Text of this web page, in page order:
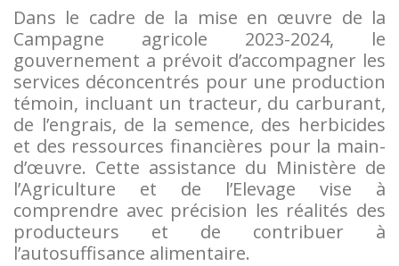
Dans le cadre de la mise en œuvre de la
Campagne agricole 2023-2024, le
gouvernement a prévoit d’accompagner les
services déconcentrés pour une production
témoin, incluant un tracteur, du carburant,
de l’engrais, de la semence, des herbicides
et des ressources financières pour la main-
d’œuvre. Cette assistance du Ministère de
l’Agriculture et de l’Elevage vise à
comprendre avec précision les réalités des
producteurs et de contribuer à
l’autosuffisance alimentaire.